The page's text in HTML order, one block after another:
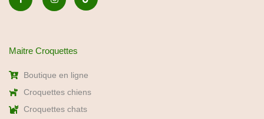
Maitre Croquettes
Boutique en ligne
Croquettes chiens
Croquettes chats